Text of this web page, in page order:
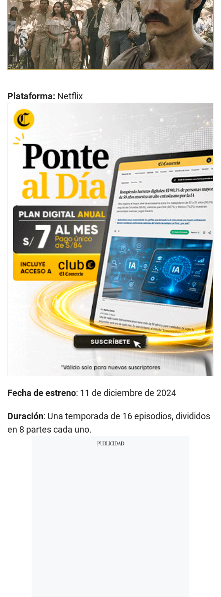
Plataforma: Netflix
Fecha de estreno: 11 de diciembre de 2024
Duración: Una temporada de 16 episodios, divididos
en 8 partes cada uno.